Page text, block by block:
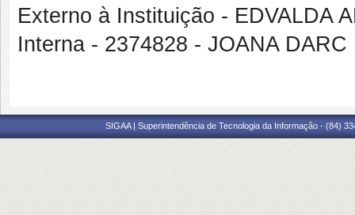
Externo à Instituição - EDVALDA
Interna - 2374828 - JOANA
SIGAA | Superintendência de Tecnologia da Informação - (84)